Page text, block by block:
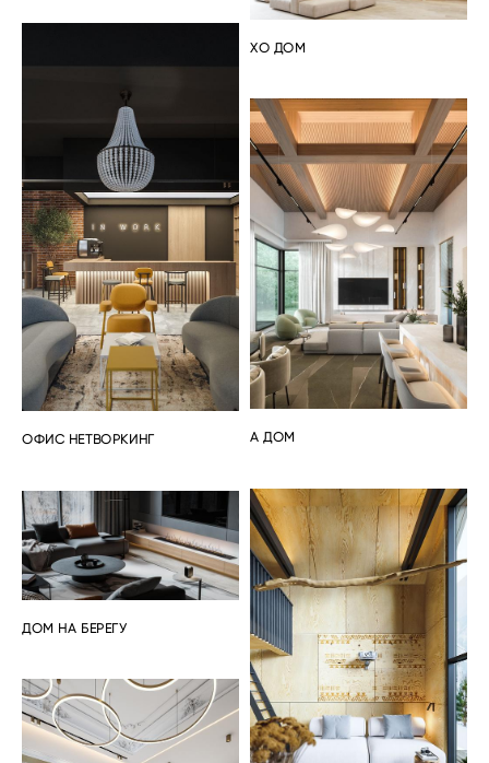
ХО ДОМ
ОФИС НЕТВОРКИНГ А ДОМ
ДОМ НА БЕРЕГУ